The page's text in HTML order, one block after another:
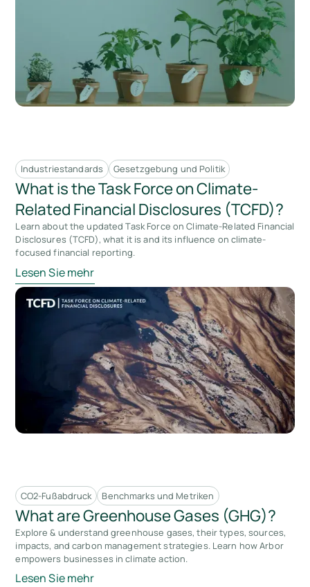
Industriestandards Gesetzgebung und Politik
What is the Task Force on Climate-
Related Financial Disclosures (TCFD)?
Learn about the updated Task Force on Climate-Related Financial
Disclosures (TCFD), what it is and its influence on climate-
focused financial reporting.
Lesen Sie mehr
CO2-Fußabdruck Benchmarks und Metriken
What are Greenhouse Gases (GHG)?
Explore & understand greenhouse gases, their types, sources,
impacts, and carbon management strategies. Learn how Arbor
empowers businesses in climate action.
Lesen Sie mehr